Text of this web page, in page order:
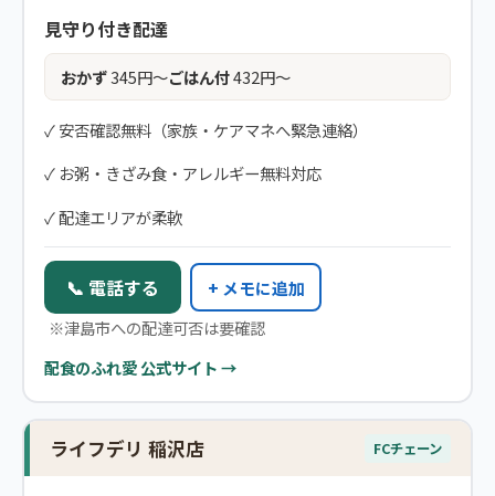
見守り付き配達
おかず345円〜ごはん付432円〜
✓ 安否確認無料（家族・ケアマネへ緊急連絡）
✓ お粥・きざみ食・アレルギー無料対応
✓ 配達エリアが柔軟
📞 電話する
+ メモに追加
※津島市への配達可否は要確認
配食のふれ愛 公式サイト →
ライフデリ 稲沢店 FCチェーン